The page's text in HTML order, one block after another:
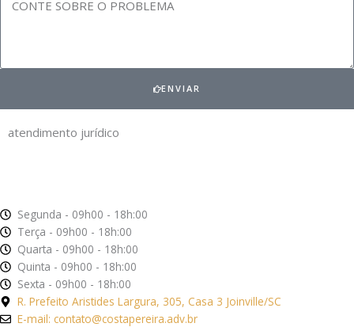
ENVIAR
atendimento jurídico
Segunda - 09h00 - 18h:00
Terça - 09h00 - 18h:00
Quarta - 09h00 - 18h:00
Quinta - 09h00 - 18h:00
Sexta - 09h00 - 18h:00
R. Prefeito Aristides Largura, 305, Casa 3 Joinville/SC
E-mail: contato@costapereira.adv.br